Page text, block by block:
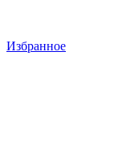
Избранное